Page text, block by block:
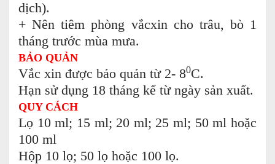
dịch).
+ Nên tiêm phòng vắcxin cho trâu, bò 1
tháng trước mùa mưa.
BẢO QUẢN
Vắc xin được bảo quản từ 2- 80C.
Hạn sử dụng 18 tháng kể từ ngày sản xuất.
QUY CÁCH
Lọ 10 ml; 15 ml; 20 ml; 25 ml; 50 ml hoặc
100 ml
Hộp 10 lọ; 50 lọ hoặc 100 lọ.